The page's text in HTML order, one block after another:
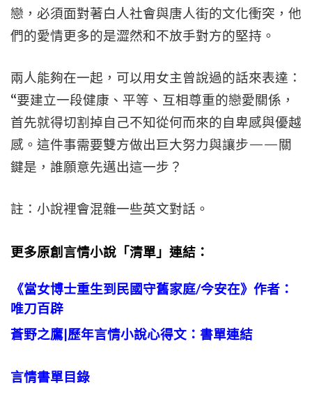
戀，必須面對著白人社會與唐人街的文化衝突，他
們的愛情更多的是澀然和不放手對方的堅持。
兩人能夠在一起，可以用女主曾說過的話來表達：
“要建立一段健康、平等、互相尊重的戀愛關係，
首先就得切割掉自己不知從何而來的自卑感與優越
感。這件事需要雙方做出巨大努力與讓步——關
鍵是，誰願意先邁出這一步？
註：小說裡會混雜一些英文對話。
更多原創言情小說「清單」連結：
《當女博士重生到民國守舊家庭/今安在》作者：
唯刀百辟
蒼野之鷹|歷年言情小說心得文：書單連結
言情書單目錄